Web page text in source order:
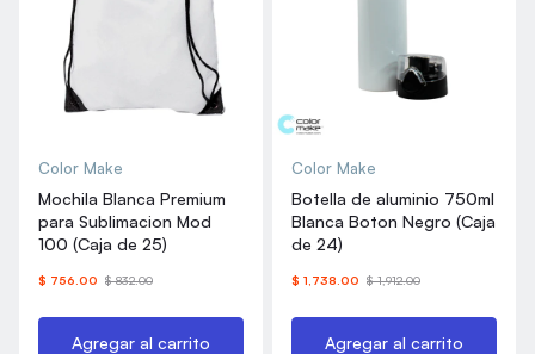
Color Make
Mochila Blanca Premium
para Sublimacion Mod
100 (Caja de 25)
$ 756.00 $ 832.00
Agregar al carrito
Color Make
Botella de aluminio 750ml
Blanca Boton Negro (Caja
de 24)
$ 1,738.00 $ 1,912.00
Agregar al carrito